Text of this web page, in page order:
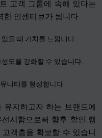
고객 그룹에 속해 있다는
한 인센티브가 됩니다.
을 때 가치를 느낍니다.
도를 강화할 수 있습니다.
니티를 형성합니다.
지하고자 하는 브랜드에
시함으로써 향후 할인 행
객층을 확보할 수 있습니